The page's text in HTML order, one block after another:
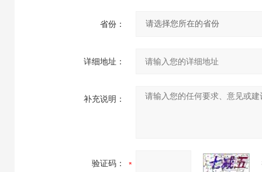
省份：
详细地址：
补充说明：
验证码：